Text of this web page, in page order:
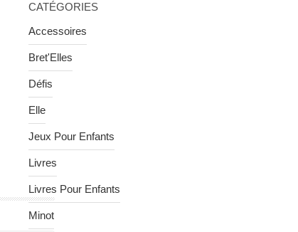
CATÉGORIES
Accessoires
Bret'Elles
Défis
Elle
Jeux Pour Enfants
Livres
Livres Pour Enfants
Minot